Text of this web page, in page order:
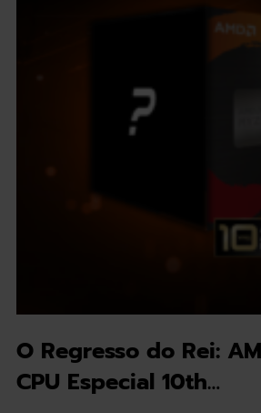
O Regresso do Rei:
CPU Especial 10th…